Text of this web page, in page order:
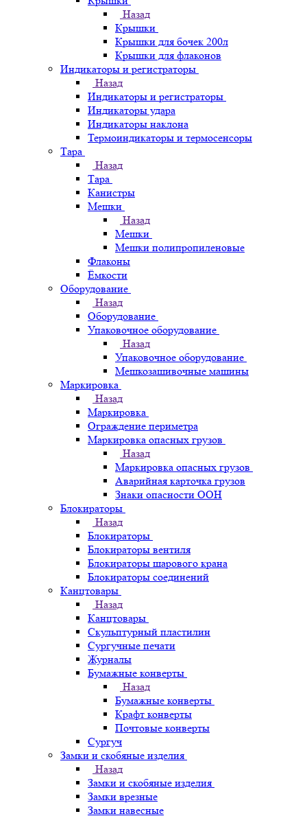
Назад
Крышки
Крышки для бочек 200л
Крышки для флаконов
Индикаторы и регистраторы
Назад
Индикаторы и регистраторы
Индикаторы удара
Индикаторы наклона
Термоиндикаторы и термосенсоры
Тара
Назад
Тара
Канистры
Мешки
Назад
Мешки
Мешки полипропиленовые
Флаконы
Ёмкости
Оборудование
Назад
Оборудование
Упаковочное оборудование
Назад
Упаковочное оборудование
Мешкозашивочные машины
Маркировка
Назад
Маркировка
Ограждение периметра
Маркировка опасных грузов
Назад
Маркировка опасных грузов
Аварийная карточка грузов
Знаки опасности ООН
Блокираторы
Назад
Блокираторы
Блокираторы вентиля
Блокираторы шарового крана
Блокираторы соединений
Канцтовары
Назад
Канцтовары
Скульптурный пластилин
Сургучные печати
Журналы
Бумажные конверты
Назад
Бумажные конверты
Крафт конверты
Почтовые конверты
Сургуч
Замки и скобяные изделия
Назад
Замки и скобяные изделия
Замки врезные
Замки навесные